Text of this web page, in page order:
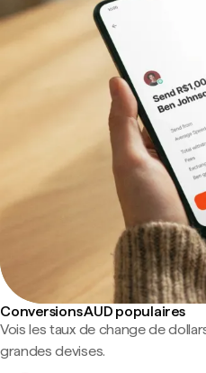
Conversions AUD populaires
Vois les taux de change de
grandes devises.